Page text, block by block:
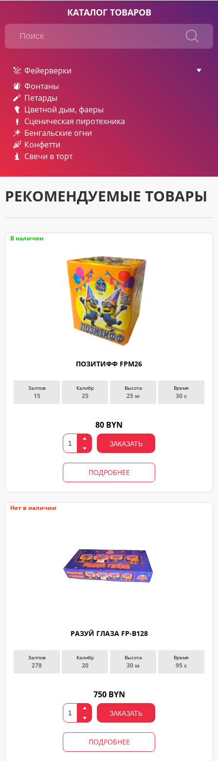
КАТАЛОГ ТОВАРОВ
Фейерверки
Фонтаны
Петарды
Цветной дым, фаеры
Сценическая пиротехника
Бенгальские огни
Конфетти
Свечи в торт
РЕКОМЕНДУЕМЫЕ ТОВАРЫ
В наличии
ПОЗИТИФФ FPM26
Залпов
15
Калибр
25
Высота
25 м
Время
30 с
80 BYN
ЗАКАЗАТЬ
ПОДРОБНЕЕ
Нет в наличии
РАЗУЙ ГЛАЗА FP-B128
Залпов
278
Калибр
20
Высота
30 м
Время
95 с
750 BYN
ЗАКАЗАТЬ
ПОДРОБНЕЕ